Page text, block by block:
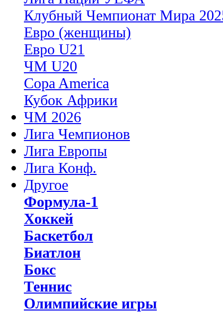
Клубный Чемпионат Мира
Евро (женщины)
Евро U21
ЧМ U20
Copa America
Кубок Африки
ЧМ 2026
Лига Чемпионов
Лига Европы
Лига Конф.
Другое
Формула-1
Хоккей
Баскетбол
Биатлон
Бокс
Теннис
Олимпийские игры